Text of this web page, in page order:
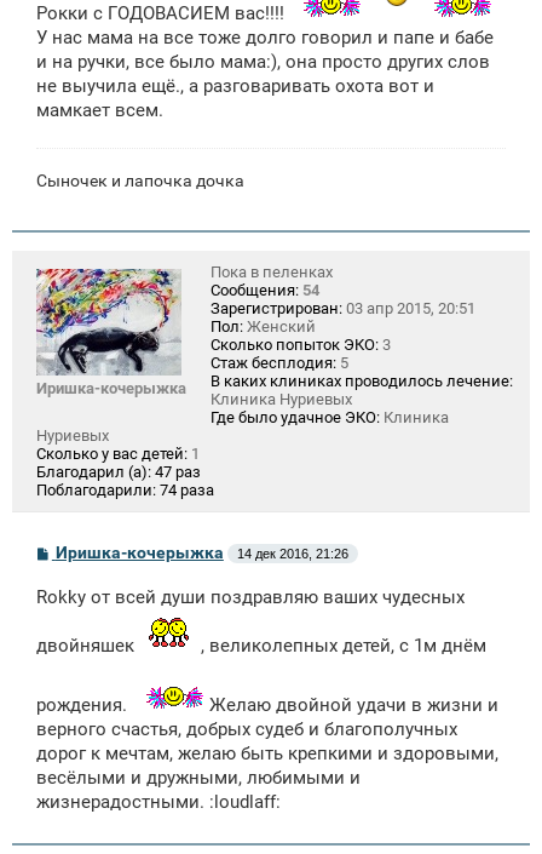
е
н
и
е
Рокки с ГОДОВАСИЕМ вас!!!!
У нас мама на все тоже долго говорил и папе и бабе
и на ручки, все было мама:), она просто других слов
не выучила ещё., а разговаривать охота вот и
мамкает всем.
Сыночек и лапочка дочка
Иришка-кочерыжка
Пока в пеленках
Сообщения: 54
Зарегистрирован: 03 апр 2015, 20:51
Пол: Женский
Сколько попыток ЭКО: 3
Стаж бесплодия: 5
В каких клиниках проводилось лечение:
Клиника Нуриевых
Где было удачное ЭКО: Клиника
Нуриевых
Сколько у вас детей: 1
Благодарил (а): 47 раз
Поблагодарили: 74 раза
С
б
н
Иришка-кочерыжка 14 дек 2016, 21:26
Rokky от всей души поздравляю ваших чудесных
двойняшек , великолепных детей, с 1м днём
рождения.
Желаю двойной удачи в жизни и
верного счастья, добрых судеб и благополучных
дорог к мечтам, желаю быть крепкими и здоровыми,
весёлыми и дружными, любимыми и
жизнерадостными. :loudlaff: